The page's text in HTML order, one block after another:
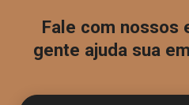
Fale com nossos
gente ajuda sua